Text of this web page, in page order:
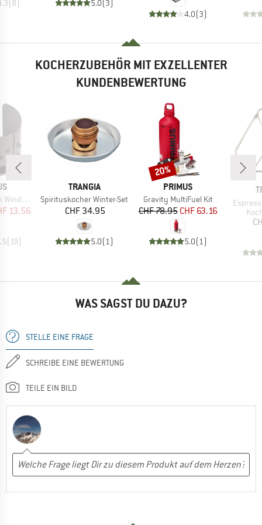
8 5.0 3
4.0(3)
KOCHERZUBEHÖR MIT EXZELLENTER
KUNDENBEWERTUNG
Preis
13.56
(19)
MARKE
TRANGIA
Artikel
Spirituskocher Winter-Set
Preis
CHF 34.95
5.0(1)
MARKE
PRIMUS
Artikel
Gravity MultiFuel Kit
Preis
CHF 78.95reduzierter Preis
CHF 63.16
5.0(1)
Rabatt
20%
Artikel
WAS SAGST DU DAZU?
STELLE EINE FRAGE
SCHREIBE EINE BEWERTUNG
TEILE EIN BILD